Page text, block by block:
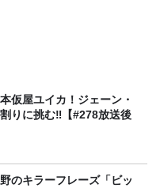
仮屋ユイカ！ジェーン・
りに挑む‼【#278放送後
のキラーフレーズ「ビッ